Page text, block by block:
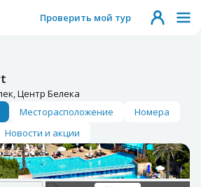
Проверить мой тур
Центр Белека
Месторасположение
Номера
Новости и акции